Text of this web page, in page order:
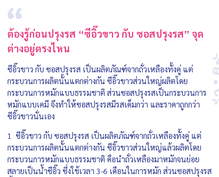
ต้องรู้ก่อนปรุงรส “ซีอิ๊วขาว กับ ซอสปรุงรส” จุด
ต่างอยู่ตรงไหน
ซีอิ๊วขาว กับ ซอสปรุงรส เป็นผลิตภัณฑ์จากถั่วเหลืองทั้งคู่ แต่
กระบวนการผลิตนั้นแตกต่างกัน ซีอิ๊วขาวส่วนใหญ่ผลิตโดย
กระบวนการหมักแบบธรรมชาติ ส่วนซอสปรุงรสเป็นกระบวนการ
หมักแบบเคมี จึงทำให้ซอสปรุงรสมีรสเค็มกว่า และราคาถูกกว่า
ซีอิ๊วขาวนั่นเอง
1 ซีอิ๊วขาว กับ ซอสปรุงรส เป็นผลิตภัณฑ์จากถั่วเหลืองทั้งคู่ แต่
กระบวนการผลิตนั้นแตกต่างกัน ซีอิ๊วขาวส่วนใหญ่แล้วผลิตโดย
กระบวนการหมักแบบธรรมชาติ คือนำถั่วเหลืองมาหมักจนย่อย
สลายเป็นน้ำซีอิ๊ว ซึ่งใช้เวลา 3-6 เดือนในการหมัก ส่วนซอสปรุงรส